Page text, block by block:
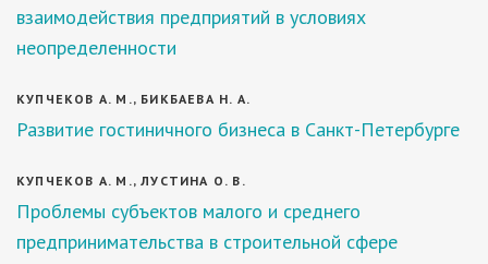
взаимодействия предприятий в условиях
неопределенности
КУПЧЕКОВ А. М., БИКБАЕВА Н. А.
Развитие гостиничного бизнеса в Санкт-Петербурге
КУПЧЕКОВ А. М., ЛУСТИНА О. В.
Проблемы субъектов малого и среднего
предпринимательства в строительной сфере